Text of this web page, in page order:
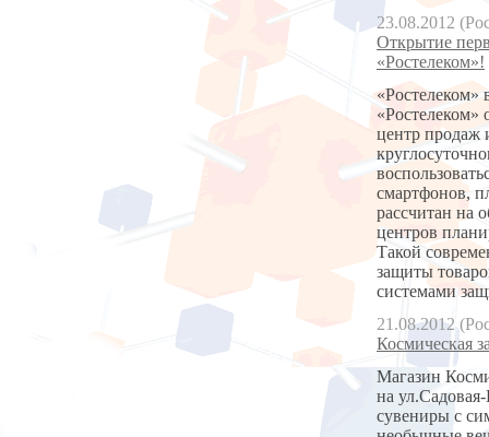
23.08.2012
Открытие
«Ростелеком»!
«Ростелеком»
центр продаж
смартфонов,
рассчитан на
центров
Такой
защиты
системами
21.08.2012
Космическая
Магазин
на
сувениры с